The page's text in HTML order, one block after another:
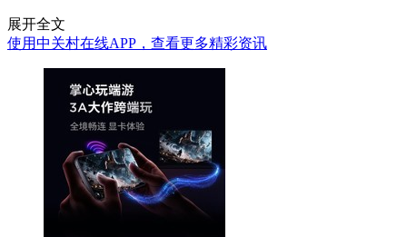
展开全文
使用中关村在线APP，查看更多精彩资讯